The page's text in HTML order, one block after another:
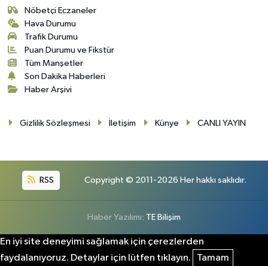
Nöbetçi Eczaneler
Hava Durumu
Trafik Durumu
Puan Durumu ve Fikstür
Tüm Manşetler
Son Dakika Haberleri
Haber Arşivi
Gizlilik Sözleşmesi İletişim Künye CANLI YAYIN
RSS Copyright © 2011-2026 Her hakkı saklıdır.
Haber Yazılımı: TE Bilişim
En iyi site deneyimi sağlamak için çerezlerden
faydalanıyoruz. Detaylar için lütfen tıklayın.
Tamam